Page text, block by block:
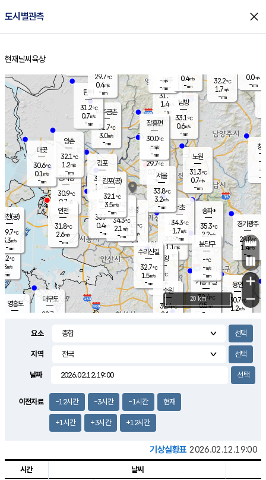
도시별관측 close
홈
현재날씨 육상
의도
℃
m/s
mm
영흥도
양주
31.7℃
1.4
-mm
과천
30.9℃
1.1m/s
- mm
용인
30.7℃
1.2m/s
경기광주
28.8℃
1.4m/s
-mm
1.7m/s
대부도
28.7
경서동
30.9℃
0.7 m/s
-mm
파주금촌
31.7℃
3.0m/s
-mm
32.2℃
1.7m/s
-mm
대곶
30.6℃
0.1 m/s
-mm
창
-
-m/
-
탄현
31.2℃
0.7m/s
-mm
0.0m/s
-mm
의왕
- ℃
m/s
mm
김포
32.0℃
1.3 m/s
mm
광명
34.5 ℃
1.5 m/s
-mm
부천
33.7℃
0.4m/s
-mm
양촌
32.1℃
1.2m/s
-mm
구로
34.3℃
2.1 m/s
-mm
은평
29.7℃
0.7 m/s
- mm
노원
31.3℃
0.7m/s
-mm
송파*
35.3℃
2.2m/s
-mm
서초
34.3℃
1.7m/s
-mm
남방
33.1℃
0.6m/s
-mm
기흥구갈
32.4℃
0.5m/s
-
수리산길
32.7℃
1.5m/s
-mm
분당구
-℃
-m/s
-mm
장흥면
30.0℃
-m/s
-mm
-m/s
-mm
인천(공)
29.7℃
3.3m/s
-mm
김포(공)
32.1℃
3.5m/s
-mm
수원
32.4℃
2.1 m/s
인천
31.8℃
2.6m/s
-mm
서울
33.8℃
3.2m/s
-mm
29.7℃
0.4m/s
-mm
0.4m/s
-mm
+
−
20 km
요소
지역
날짜
이전자료 -12시간 -3시간 -1시간 현재
+1시간 +3시간 +12시간
기상실황표 2026.02.12.19:00
시간 날씨